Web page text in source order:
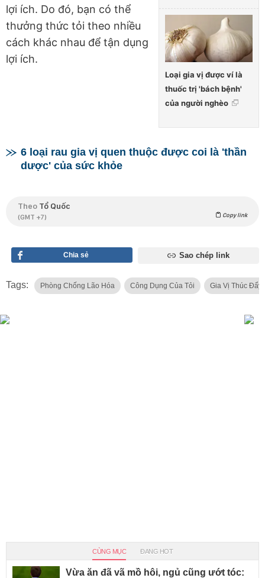
Loại gia vị được ví là
thuốc trị 'bách bệnh'
của người nghèo
lợi ích. Do đó, bạn có thể
thưởng thức tỏi theo nhiều
cách khác nhau để tận dụng
lợi ích.
6 loại rau gia vị quen thuộc được coi là 'thần
dược' của sức khỏe
Theo Tổ Quốc
(GMT +7) Copy link
Chia sẻ Sao chép link
Tags: Phòng Chống Lão Hóa Công Dụng Của Tỏi Gia Vị Thúc Đẩy
CÙNG MỤC ĐANG HOT
Vừa ăn đã vã mồ hôi, ngủ cũng ướt tóc: